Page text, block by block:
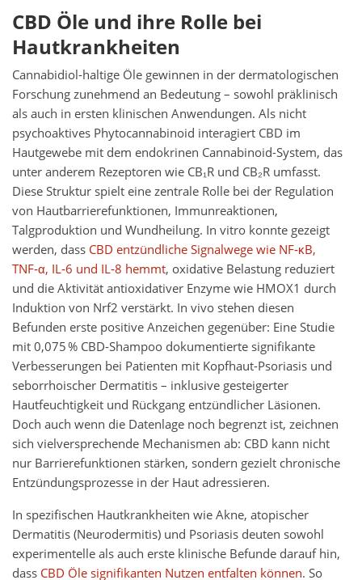
CBD Öle und ihre Rolle bei
Hautkrankheiten
Cannabidiol-haltige Öle gewinnen in der dermatologischen
Forschung zunehmend an Bedeutung – sowohl präklinisch
als auch in ersten klinischen Anwendungen. Als nicht
psychoaktives Phytocannabinoid interagiert CBD im
Hautgewebe mit dem endokrinen Cannabinoid-System, das
unter anderem Rezeptoren wie CB₁R und CB₂R umfasst.
Diese Struktur spielt eine zentrale Rolle bei der Regulation
von Hautbarrierefunktionen, Immunreaktionen,
Talgproduktion und Wundheilung. In vitro konnte gezeigt
werden, dass CBD entzündliche Signalwege wie NF‑κB,
TNF‑α, IL‑6 und IL‑8 hemmt, oxidative Belastung reduziert
und die Aktivität antioxidativer Enzyme wie HMOX1 durch
Induktion von Nrf2 verstärkt. In vivo stehen diesen
Befunden erste positive Anzeichen gegenüber: Eine Studie
mit 0,075 % CBD-Shampoo dokumentierte signifikante
Verbesserungen bei Patienten mit Kopfhaut-Psoriasis und
seborrhoischer Dermatitis – inklusive gesteigerter
Hautfeuchtigkeit und Rückgang entzündlicher Läsionen.
Doch auch wenn die Datenlage noch begrenzt ist, zeichnen
sich vielversprechende Mechanismen ab: CBD kann nicht
nur Barrierefunktionen stärken, sondern gezielt chronische
Entzündungsprozesse in der Haut adressieren.
In spezifischen Hautkrankheiten wie Akne, atopischer
Dermatitis (Neurodermitis) und Psoriasis deuten sowohl
experimentelle als auch erste klinische Befunde darauf hin,
dass CBD Öle signifikanten Nutzen entfalten können. So